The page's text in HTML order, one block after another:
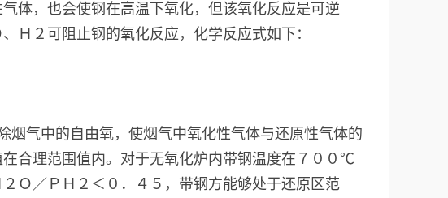
体，也会使钢在高温下氧化，但该氧化反应是可逆
Ｈ２可阻止钢的氧化反应，化学反应式如下：
烟气中的自由氧，使烟气中氧化性气体与还原性气体的
合理范围值内。对于无氧化炉内带钢温度在７００℃
Ｏ／ＰＨ２＜０．４５，带钢方能够处于还原区范